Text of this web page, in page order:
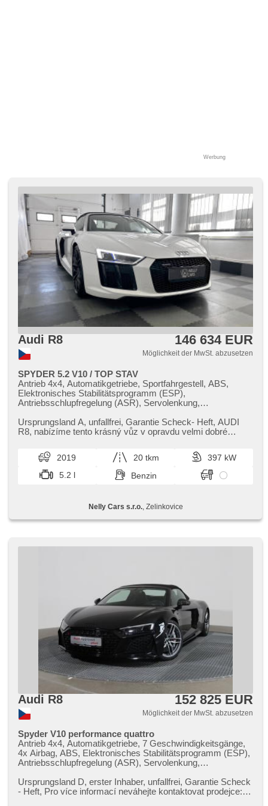
Werbung
Audi R8 146 634 EUR
Möglichkeit der MwSt. abzusetzen
SPYDER 5.2 V10 / TOP STAV
Antrieb 4x4, Automatikgetriebe, Sportfahrgestell, ABS,
Elektronisches Stabilitätsprogramm (ESP),
Antriebsschlupfregelung (ASR), Servolenkung,
automatické přepínání dálkových světel, Alufelgen,
Bordcomputer, hlasové ovládání palubního počítače,
zadní, Parkassistent, bezklíčové startování,
Scheibenwischersensor, Lenkrad einstellbar,
Multifunktionslenkrad, řazení pádly pod volantem,
Beifahrerairbagdeaktivierung, El. Vorderscheiben, El.
beheizte Sitze, El. einstellbare Sitze, Positionssitze,
Reifendrucksensor, Vorderlichter LED, Autoradio, CD-
Getönte Scheiben
Ursprungsland A,​ unfallfrei,​ Garantie Scheck​- Heft,​ AUDI
R8,​ nabízíme tento krásný vůz v opravdu velmi dobré
2019 20 tkm
397 kW
5.2 l
Benzin
Nelly Cars s.r.o., Zelinkovice
Audi R8 152 825 EUR
Möglichkeit der MwSt. abzusetzen
Spyder V10 performance quattro
Antrieb 4x4, Automatikgetriebe, 7 Geschwindigkeitsgänge,
4x Airbag, ABS, Elektronisches Stabilitätsprogramm (ESP),
Antriebsschlupfregelung (ASR), Servolenkung,
erfüllt 'EURO VI', Bordcomputer, hlasové ovládání palubního
počítače, digitální přístrojový štít, volba jízdního režimu,
Ursprungsland D,​ erster Inhaber,​ unfallfrei,​ Garantie Scheck​
- Heft,​ Pro více informací neváhejte kontaktovat prodejce: